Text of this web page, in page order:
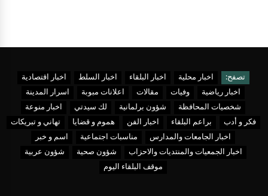
تصفح: اخبار محلية اخبار البلقاء اخبار السلط
اخبار اقتصادية
اخبار رياضية
وفيات مقالات اعلانات مبوبة
اسرار المدينة
شخصيات المحافظة
شؤون برلمانية لك سيدتي
اخبار منوعة
فكر و أدب
براعم البلقاء اخبار الفن هموم و قضايا
تهاني و تبريكات
اخبار الجامعات والمدارس
مناسبات اجتماعية
اسم و خبر
اخبار الجمعيات والمنتديات والاحزاب
شؤون صحية
شؤون عربية
موقف البلقاء اليوم